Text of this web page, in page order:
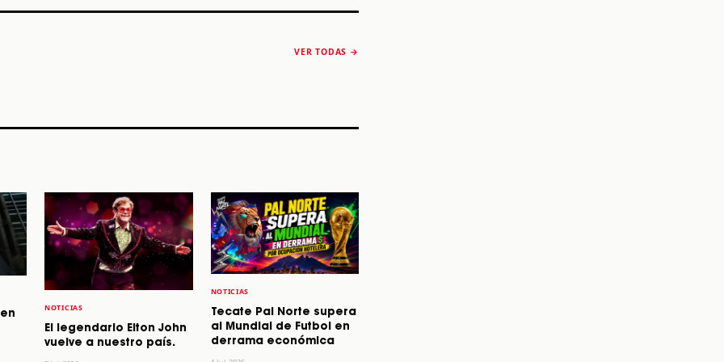
VER TODAS →
NOTICIAS
El legendario Elton John
vuelve a nuestro país.
NOTICIAS
Tecate Pal Norte supera
al Mundial de Futbol en
derrama económica